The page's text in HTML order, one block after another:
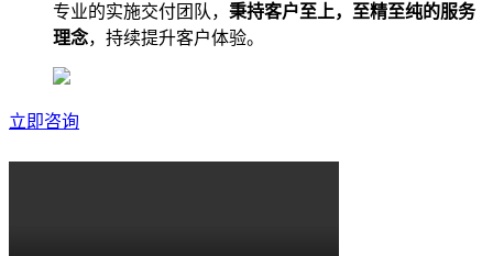
专业的实施交付团队， 秉持客户至上，至精至纯的服务
理念，持续提升客户体验。
立即咨询